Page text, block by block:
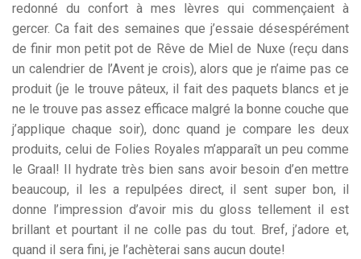
redonné du confort à mes lèvres qui commençaient à
gercer. Ca fait des semaines que j’essaie désespérément
de finir mon petit pot de Rêve de Miel de Nuxe (reçu dans
un calendrier de l’Avent je crois), alors que je n’aime pas ce
produit (je le trouve pâteux, il fait des paquets blancs et je
ne le trouve pas assez efficace malgré la bonne couche que
j’applique chaque soir), donc quand je compare les deux
produits, celui de Folies Royales m’apparaît un peu comme
le Graal! Il hydrate très bien sans avoir besoin d’en mettre
beaucoup, il les a repulpées direct, il sent super bon, il
donne l’impression d’avoir mis du gloss tellement il est
brillant et pourtant il ne colle pas du tout. Bref, j’adore et,
quand il sera fini, je l’achèterai sans aucun doute!